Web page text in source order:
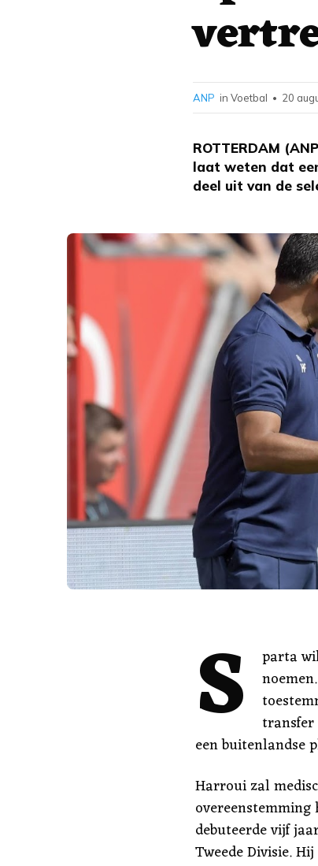
ROTTERDAM
laat weten dat
deel uit van de
ANP in Voetbal • 20
S
parta
een buitenlandse
Harroui zal
overeenstemming
debuteerde vijf
Tweede Divisie.